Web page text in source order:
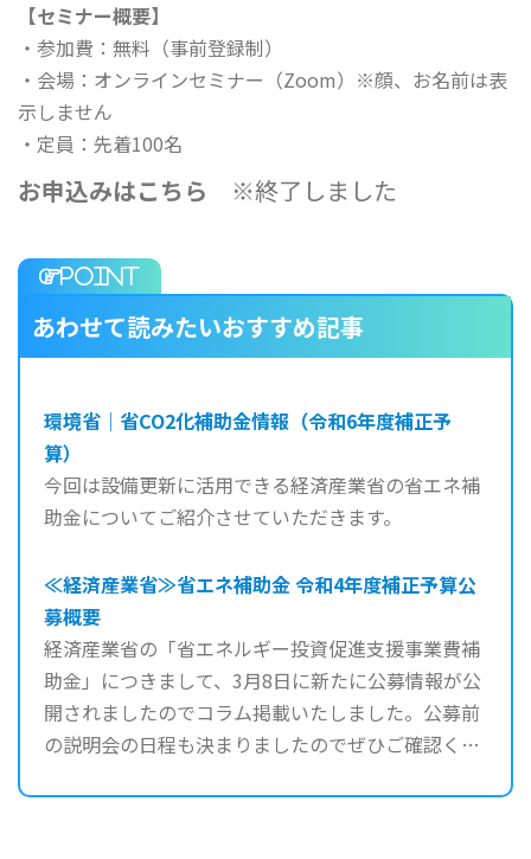
【セミナー概要】
・参加費：無料（事前登録制）
・会場：オンラインセミナー（Zoom）※顔、お名前は表
示しません
・定員：先着100名
お申込みはこちら ※終了しました
あわせて読みたいおすすめ記事
環境省｜省CO2化補助金情報（令和6年度補正予
算）
今回は設備更新に活用できる経済産業省の省エネ補
助金についてご紹介させていただきます。
≪経済産業省≫省エネ補助金 令和4年度補正予算公
募概要
経済産業省の「省エネルギー投資促進支援事業費補
助金」につきまして、3月8日に新たに公募情報が公
開されましたのでコラム掲載いたしました。公募前
の説明会の日程も決まりましたのでぜひご確認くだ